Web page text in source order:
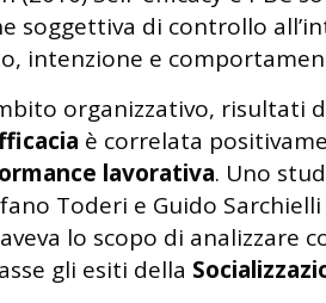
soggettiva di controllo
intenzione e
organizzativo, risultati
è correlata
lavorativa. Uno
Toderi e Guido Sarchielli
lo scopo di analizzare
gli esiti della